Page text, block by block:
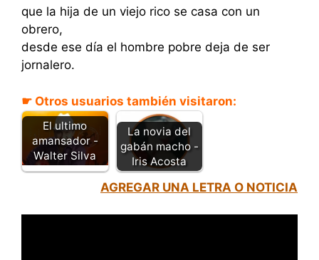
que la hija de un viejo rico se casa con un
obrero,
desde ese día el hombre pobre deja de ser
jornalero.
☛ Otros usuarios también visitaron:
El ultimo
amansador -
Walter Silva
La novia del
gabán macho -
Iris Acosta
AGREGAR UNA LETRA O NOTICIA